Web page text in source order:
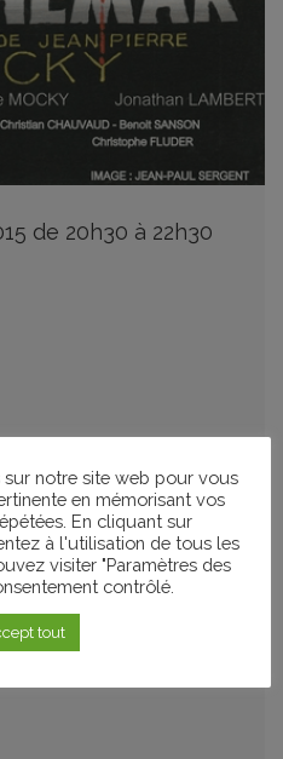
de 20h30 à 22h30
+ ICAL IMPORT
notre site web pour vous
en mémorisant vos
En cliquant sur
à l'utilisation de tous les
visiter "Paramètres des
contrôlé.
tout